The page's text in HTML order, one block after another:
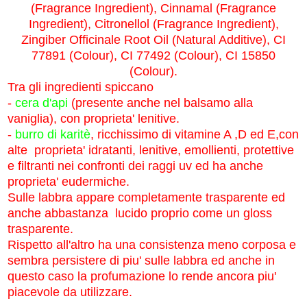
(Fragrance Ingredient), Cinnamal (Fragrance
Ingredient), Citronellol (Fragrance Ingredient),
Zingiber Officinale Root Oil (Natural Additive), CI
77891 (Colour), CI 77492 (Colour), CI 15850
(Colour).
Tra gli ingredienti spiccano
- cera d'api (presente anche nel balsamo alla
vaniglia), con proprieta' lenitive.
- burro di karitè, ricchissimo di vitamine A ,D ed E,con
alte proprieta' idratanti, lenitive, emollienti, protettive
e filtranti nei confronti dei raggi uv ed ha anche
proprieta' eudermiche.
Sulle labbra appare completamente trasparente ed
anche abbastanza lucido proprio come un gloss
trasparente.
Rispetto all'altro ha una consistenza meno corposa e
sembra persistere di piu' sulle labbra ed anche in
questo caso la profumazione lo rende ancora piu'
piacevole da utilizzare.